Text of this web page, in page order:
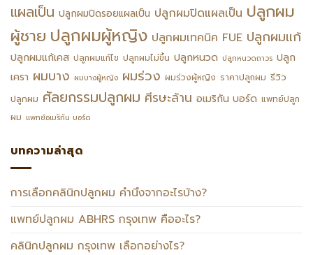
แผลเป็น ปลูกผมปิดรอยแผลเป็น ปลูกผมปิดแผลเป็น ปลูกผม
ผู้ชาย ปลูกผมผู้หญิง ปลูกผมเทคนิค FUE ปลูกผมแก้
ปลูกผมแก้เคส ปลูกผมแก้ไข ปลูกผมไม่ขึ้น ปลูกหนวด ปลูกหนวดถาวร ปลูก
เครา ผมบาง ผมบางผู้หญิง ผมร่วง ผมร่วงผู้หญิง ราคาปลูกผม รีวิว
ปลูกผม ศัลยกรรมปลูกผม ศีรษะล้าน อเมริกัน บอร์ด แพทย์ปลูก
ผม แพทย์อเมริกัน บอร์ด
บทความล่าสุด
การเลือกคลินิกปลูกผม คำนึงจากอะไรบ้าง?
แพทย์ปลูกผม ABHRS กรุงเทพ คืออะไร?
คลินิกปลูกผม กรุงเทพ เลือกอย่างไร?